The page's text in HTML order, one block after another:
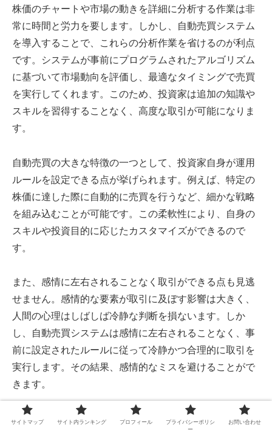
株価のチャートや市場の動きを詳細に分析する作業は非
常に時間と労力を要します。しかし、自動売買システム
を導入することで、これらの分析作業を省けるのが利点
です。システムが事前にプログラムされたアルゴリズム
に基づいて市場動向を評価し、最適なタイミングで売買
を実行してくれます。このため、投資家は追加の知識や
スキルを習得することなく、高度な取引が可能になりま
す。
自動売買の大きな特徴の一つとして、投資家自身が運用
ルールを設定できる点が挙げられます。例えば、特定の
株価に達した際に自動的に売買を行うなど、細かな戦略
を組み込むことが可能です。この柔軟性により、自身の
スキルや投資目的に応じたカスタマイズができるので
す。
また、感情に左右されることなく取引ができる点も見逃
せません。感情的な要素が取引に及ぼす影響は大きく、
人間の心理はしばしば冷静な判断を損ないます。しか
し、自動売買システムは感情に左右されることなく、事
前に設定されたルールに従って冷静かつ合理的に取引を
実行します。その結果、感情的なミスを避けることがで
きます。
さらに、株の自動売買がもたらすもう一つの重要な利点
サイトマップ サイト内ランキング プロフィール
プライバシーポリシ
ー
お問い合わせ